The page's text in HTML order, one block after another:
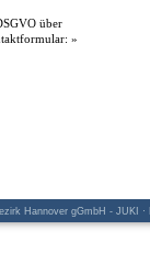
über
»
Hannover gGmbH - JUKI ·